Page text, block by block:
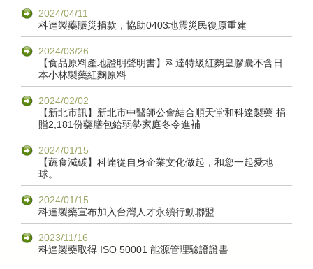
2024/04/11
科達製藥賑災捐款，協助0403地震災民復原重建
2024/03/26
【食品原料產地證明聲明書】科達特級紅麴皇膠囊不含日
本小林製藥紅麴原料
2024/02/02
【新北市訊】新北市中醫師公會結合順天堂和科達製藥 捐
贈2,181份藥膳包給弱勢家庭冬令進補
2024/01/15
【蔬食減碳】科達從自身企業文化做起，和您一起愛地
球。
2024/01/15
科達製藥宣布加入台灣人才永續行動聯盟
2023/11/16
科達製藥取得 ISO 50001 能源管理驗證證書